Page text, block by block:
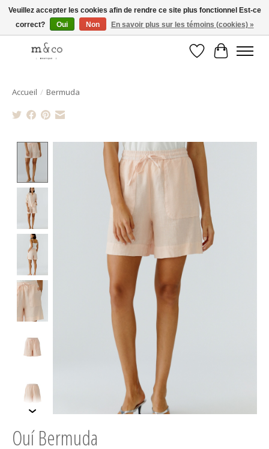
Livraison gratuite avec tout achat de 250$ et plus
Liste dePanier
Accueil / Bermuda
Product image slideshow Items
Ouí Bermuda
Veuillez accepter les cookies afin de rendre ce site plus fonctionnel Est-ce
correct?
Oui Non En savoir plus sur les témoins (cookies) »